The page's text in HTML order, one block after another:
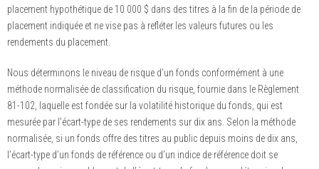
placement hypothétique de 10 000 $ dans des titres à la fin de la période de
placement indiquée et ne vise pas à refléter les valeurs futures ou les
rendements du placement.
Nous déterminons le niveau de risque d’un fonds conformément à une
méthode normalisée de classification du risque, fournie dans le Règlement
81-102, laquelle est fondée sur la volatilité historique du fonds, qui est
mesurée par l’écart-type de ses rendements sur dix ans. Selon la méthode
normalisée, si un fonds offre des titres au public depuis moins de dix ans,
l’écart-type d’un fonds de référence ou d’un indice de référence doit se